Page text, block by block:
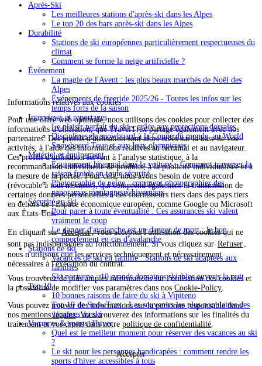
Informations relatives aux cookies
Pour une offre web optimale, nous utilisons des cookies pour collecter des
informations d'utilisation, que TravelTrex partage également avec nos
partenaires. Des profils d'utilisation sont alors créés sur la base de vos
activités, à l'aide des informations relatives au terminal et au navigateur.
Ces profils d'utilisation servent à l'analyse statistique, à la
recommandation individuelle de produits, à la publicité individualisée et à
la mesure de la portée. Pour cela, nous avons besoin de votre accord
(révocable à tout moment), qui comprend également la transmission de
certaines données personnelles à des fournisseurs tiers dans des pays tiers
en dehors de l'Espace économique européen, comme Google ou Microsoft
aux États-Unis.
En cliquant surAccepter, vous acceptez l'utilisation des cookies qui ne
sont pas indispensables au fonctionnement. Si vous cliquez sur Refuser ,
nous n'utilisons que les services techniquement et nécessairement
nécessaires à l'exécution du contrat.
Vous trouverez de plus amples informations sur l'utilisation des cookies et
la possibilité de modifier vos paramètres dans nosCookie-Policy
Vous pouvez trouver des informations sur la personne responsable dans
nosmentions légales. Vous trouverez des informations sur les finalités du
traitement et vos droits dans notrepolitique de confidentialité
Accepter
Après-Ski
Les meilleures stations d'après-ski dans les Alpes
Le top 20 des bars après-ski dans les Alpes
Durabilité
Stations de ski européennes particulièrement respectueuses du
climat
Comment se forme la neige artificielle ?
Événement
La magie de l'Avent : les plus beaux marchés de Noël des
Alpes
Événements de freeride 2025/26 - Toutes les infos sur les
temps forts de la saison
Interviews et reportages
Le plaisir parfait du ski - grâce aux protections dorsales
Disciplines de snowboard à la Coupe du monde, au World
Snowboard Tour et aux Jeux olympiques
Matériel et équipement
Équipement hivernal dans la voiture – Comment traverser la
saison froide en toute sécurité
Photographie de neige : comment photographier des
panoramas montagneux hivernaux
Sécurité au ski
Pour parer à toute éventualité : Ces assurances ski valent
vraiment le coup
Le danger d'avalanche est un danger de mort : le bon
comportement en cas d'avalanche
Stations de ski
Vacances de ski en famille : Stations de ski adaptées aux
familles
Ski nocturne : 10 grands domaines skiables ouverts la nuit
Top 10
10 bonnes raisons de faire du ski à Vipiteno
Top 10 de SnowTrex : Les souvenirs les plus populaires des
vacances au ski
Vacances & sports d'hiver
Quel est le meilleur moment pour réserver des vacances au ski
?
Le ski pour les personnes handicapées : comment rendre les
sports d'hiver accessibles à tous